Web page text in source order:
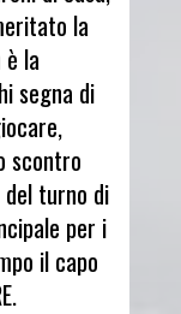
la
la
segna di
scontro
turno di
per i
il capo